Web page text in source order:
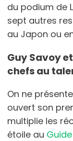
du podium de
sept autres
au Japon ou
Guy Savoy
chefs au
On ne
ouvert son
multiplie les
étoile au